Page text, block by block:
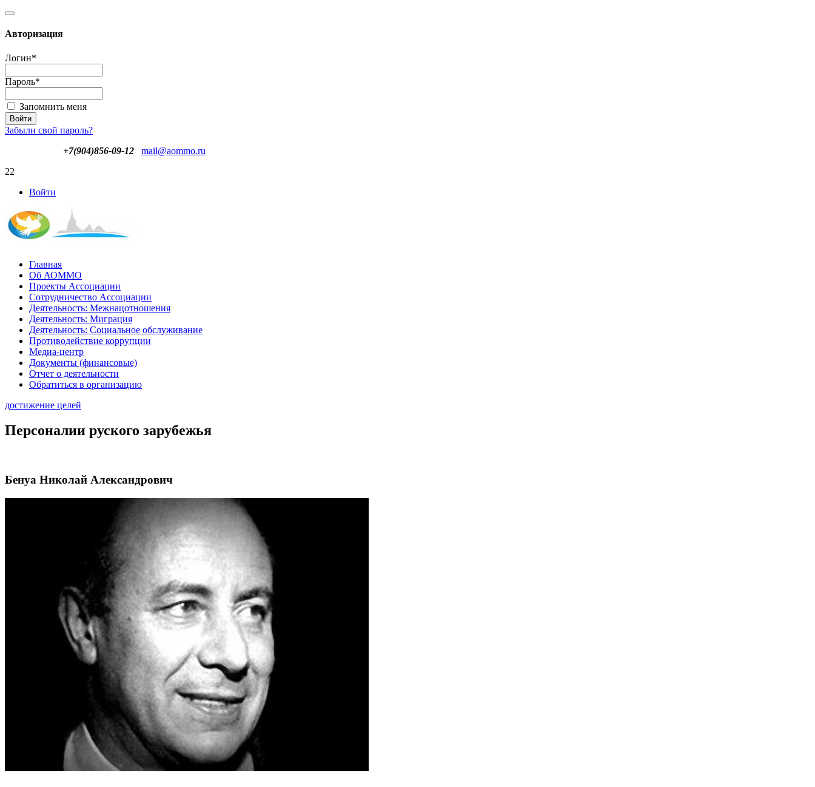
Авторизация
Логин*
Пароль*
Запомнить меня
Забыли свой пароль?
+7(904)856-09-12
mail@aommo.ru
22
Войти
Главная
Об АОММО
Проекты Ассоциации
Сотрудничество Ассоциации
Деятельность: Межнацотношения
Деятельность: Миграция
Деятельность: Социальное обслуживание
Противодействие коррупции
Медиа-центр
Документы (финансовые)
Отчет о деятельности
Обратиться в организацию
достижение целей
Персоналии руского зарубежья
Бенуа Николай Александрович